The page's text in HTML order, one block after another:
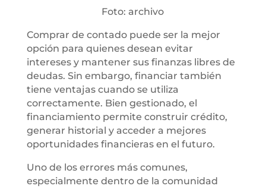
Foto: archivo
Comprar de contado puede ser la mejor
opción para quienes desean evitar
intereses y mantener sus finanzas libres de
deudas. Sin embargo, financiar también
tiene ventajas cuando se utiliza
correctamente. Bien gestionado, el
financiamiento permite construir crédito,
generar historial y acceder a mejores
oportunidades financieras en el futuro.
Uno de los errores más comunes,
especialmente dentro de la comunidad